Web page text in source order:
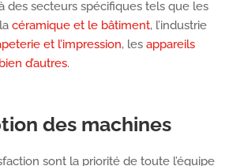
des secteurs spécifiques tels que les
céramique et le bâtiment, l’industrie
et l’impression, lesappareils
bien d’autres.
des machines
sont la priorité de toute l’équipe